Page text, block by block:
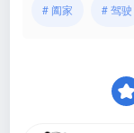
# 阖家 # 驾驶